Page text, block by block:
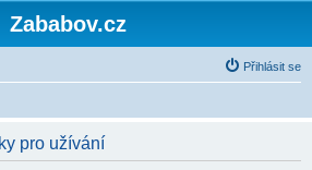
Zababov.cz
Přihlásit se
pro užívání